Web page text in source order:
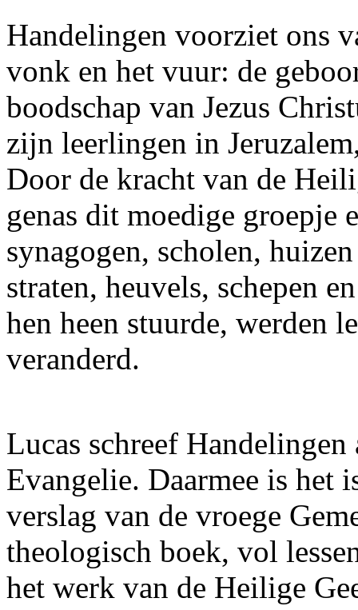
Handelingen voorziet ons
vonk en het vuur: de
boodschap van Jezus
zijn leerlingen in
Door de kracht van de
genas dit moedige
synagogen, scholen,
straten, heuvels, schepen
hen heen stuurde, werden
veranderd.
Lucas schreef
Evangelie. Daarmee is het
verslag van de vroege
theologisch boek, vol
het werk van de Heilige